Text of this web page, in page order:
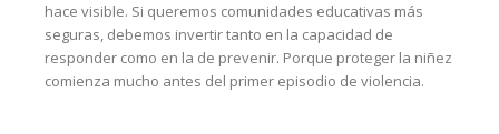
hace visible. Si queremos comunidades educativas más
seguras, debemos invertir tanto en la capacidad de
responder como en la de prevenir. Porque proteger la niñez
comienza mucho antes del primer episodio de violencia.